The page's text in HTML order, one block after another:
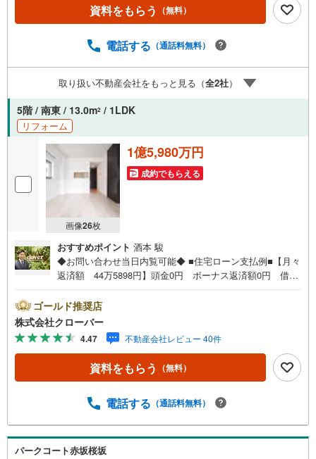
ボーナスライトがもらえる「Yahoo！ 不動産 物件ご成約キ
予約をする」ボタンからお問い合わせください。※必ずYah
のご請求はお気軽にどうぞ♪お電話でのお問い合わせも常
時受け付けております！お気軽にお問い合わせください。
資料をもらう （無料）
電話する （通話料無料）
取り扱い不動産会社をもっと見る（全2社）
5階 / 南東 / 13.0m2 / 1LDK
リフォーム
画像26枚
1億5,980万円
成約でもらえる
おすすめポイント 酒本 駿
◆お問い合わせ当日内覧可能◆ ■住宅ローン支払例■【月々
返済額 44万5898円】頭金0円 ボーナス返済額0円 借入
合 ●住宅ローン、諸費用ローンお気軽にご相談下さい！港
区赤坂に佇むクラッシィスイート赤坂。ペット飼育可能。
千代田線「赤坂」駅徒歩4分、南北線「溜池山王」駅徒歩7
分、「六本木一丁目」駅徒歩10分、丸ノ内線「赤坂見附」
駅徒歩11分。周辺には飲食店や商業施設が充実し、生活環
境も整っています。2013年築、RC造13階建て、総戸数58
ベートガーデンもあります。お部屋は5階、角部屋。新規リ
方が得なの？■分からない事、何でもご相談下さい。■随
時！内覧可能です！■平日・土日・祝祭日…日程・時間はい
ゴールド推奨店
株式会社クローバー
4.47 不動産会社レビュー 40件
資料をもらう （無料）
電話する （通話料無料）
パークコート赤坂桜坂